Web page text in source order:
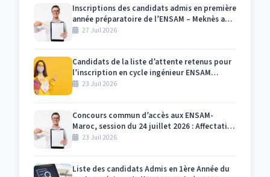
Inscriptions des candidats admis en première
année préparatoire de l’ENSAM – Meknès au
titre de l’année universitaire 2026/2027
27 Juil 2026
Candidats de la liste d’attente retenus pour
l’inscription en cycle ingénieur ENSAM
Meknès 2026-2027
23 Juil 2026
Concours commun d’accès aux ENSAM-
Maroc, session du 24 juillet 2026 : Affectation
des numéros des candidats et des salles par
23 Juil 2026
Liste des candidats Admis en 1ère Année du